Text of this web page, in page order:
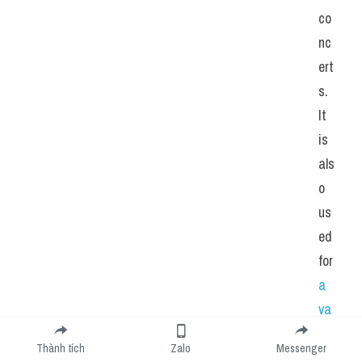
co
nc
ert
s.
It
is
als
o
us
ed
for
a
va
ty
Thành tích Zalo Messenger